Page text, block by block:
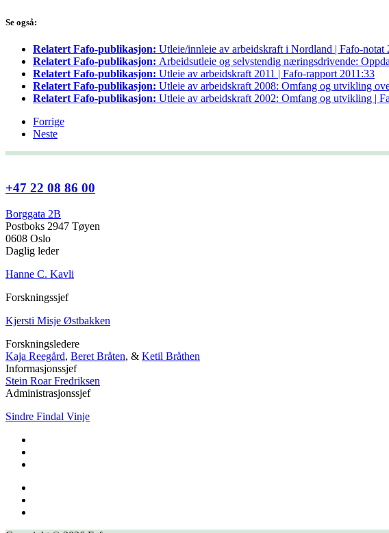
Se også:
Relatert Fafo-publikasjon: Utleie/innleie av arbeidskraft i Nordland | Fafo-notat
Relatert Fafo-publikasjon: Arbeidsutleie og selvstendig næringsdrivende:
Relatert Fafo-publikasjon: Utleie av arbeidskraft 2011 | Fafo-rapport 2011:33
Relatert Fafo-publikasjon: Utleie av arbeidskraft 2008: Omfang og utvikling
Relatert Fafo-publikasjon: Utleie av arbeidskraft 2002: Omfang og utvikling |
Forrige
Neste
+47 22 08 86 00
Borggata 2B
Postboks 2947 Tøyen
0608 Oslo
Daglig leder
Hanne C. Kavli
Forskningssjef
Kjersti Misje Østbakken
Forskningsledere
Kaja Reegård, Beret Bråten, & Ketil Bråthen
Informasjonssjef
Stein Roar Fredriksen
Administrasjonssjef
Sindre Findal Vinje